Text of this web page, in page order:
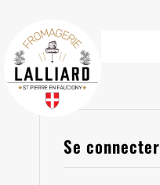
contenu
LES FROMAGES
Se connecter